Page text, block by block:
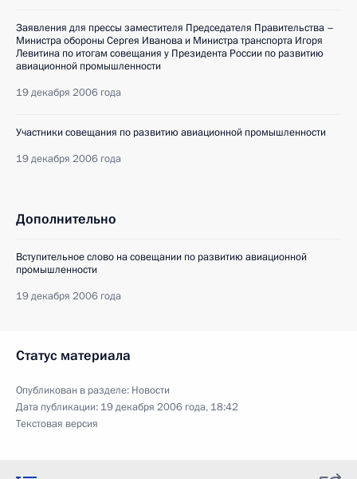
Заявления для прессы заместителя Председателя Правительства –
Министра обороны Сергея Иванова и Министра транспорта Игоря
Левитина по итогам совещания у Президента России по развитию
авиационной промышленности
19 декабря 2006 года
Участники совещания по развитию авиационной промышленности
19 декабря 2006 года
Дополнительно
Вступительное слово на совещании по развитию авиационной
промышленности
19 декабря 2006 года
Статус материала
Опубликован в разделе: Новости
Дата публикации: 19 декабря 2006 года, 18:42
Текстовая версия